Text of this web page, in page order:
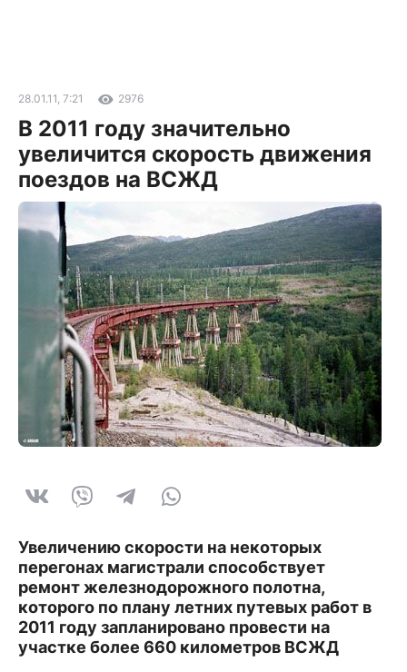
28.01.11, 7:21 2976
В 2011 году значительно
увеличится скорость движения
поездов на ВСЖД
Увеличению скорости на некоторых
перегонах магистрали способствует
ремонт железнодорожного полотна,
которого по плану летних путевых работ в
2011 году запланировано провести на
участке более 660 километров ВСЖД